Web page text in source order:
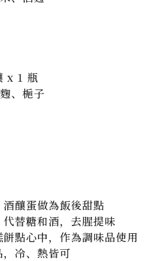
x 1 瓶
、梔子
釀蛋做為飯後甜點
替糖和酒，去腥提味
點心中，作為調味品使用
冷、熱皆可